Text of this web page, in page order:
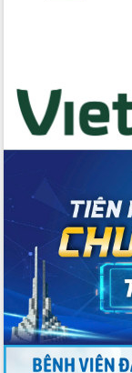
biển
Gỡ khó, khởi công xây
toàn bộ nhà ở cho hộ
đề ra
UBND tỉnh Đắk Lắk
quốc phòng, quân sự
Tập trung triển khai
các giải pháp nhằm
các nhiệm vụ đề ra năm
Phát huy vai trò của
trong phòng chống tảo
nhân cận huyết thống
Nông sản Tây Nguyên
nghiệp nước ngoài